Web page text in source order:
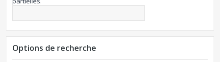
Options de recherche